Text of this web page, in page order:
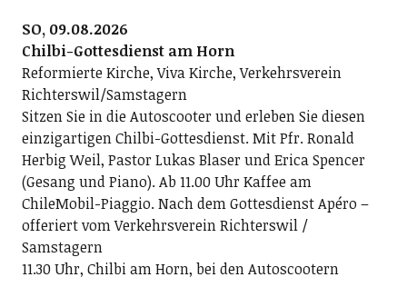
SO, 09.08.2026
Chilbi-Gottesdienst am Horn
Reformierte Kirche, Viva Kirche, Verkehrsverein
Richterswil/Samstagern
Sitzen Sie in die Autoscooter und erleben Sie diesen
einzigartigen Chilbi-Gottesdienst. Mit Pfr. Ronald
Herbig Weil, Pastor Lukas Blaser und Erica Spencer
(Gesang und Piano). Ab 11.00 Uhr Kaffee am
ChileMobil-Piaggio. Nach dem Gottesdienst Apéro –
offeriert vom Verkehrsverein Richterswil /
Samstagern
11.30 Uhr, Chilbi am Horn, bei den Autoscootern